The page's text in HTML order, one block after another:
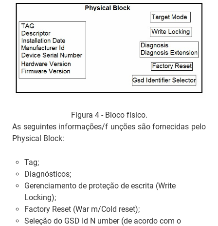
Figura 4 - Bloco físico.
As seguintes informações/f unções são fornecidas pelo
Physical Block:
Tag;
Diagnósticos;
Gerenciamento de proteção de escrita (Write
Locking);
Factory Reset (War m/Cold reset);
Seleção do GSD Id N umber (de acordo com o